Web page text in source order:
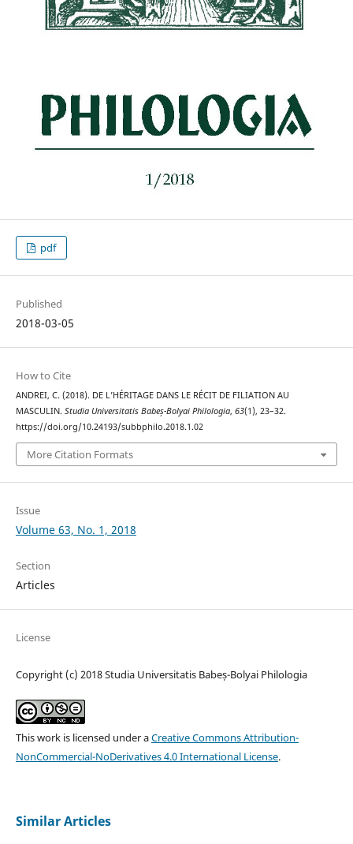
pdf
Published
2018-03-05
How to Cite
ANDREI, C. (2018). DE L’HÉRITAGE DANS LE RÉCIT DE FILIATION AU
MASCULIN. Studia Universitatis Babeș-Bolyai Philologia, 63(1), 23–32.
https://doi.org/10.24193/subbphilo.2018.1.02
More Citation Formats
Issue
Volume 63, No. 1, 2018
Section
Articles
License
Copyright (c) 2018 Studia Universitatis Babeș-Bolyai Philologia
This work is licensed under aCreative Commons Attribution-
NonCommercial-NoDerivatives 4.0 International License.
Similar Articles